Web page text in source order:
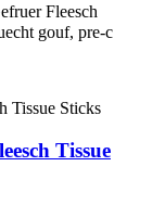
Fleesch
gouf, pre-c
Tissue